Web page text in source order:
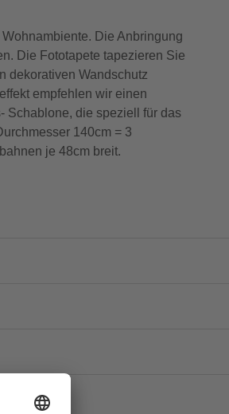
Die Anbringung
Die Fototapete tapezieren Sie
dekorativen Wandschutz
empfehlen wir einen
Schablone, die speziell für das
140cm = 3
je 48cm breit.